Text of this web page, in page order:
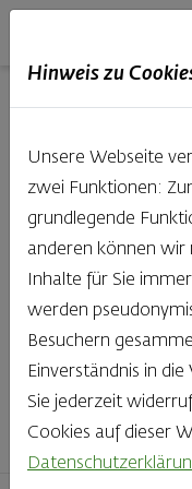
Was gibt es
der Wahl zu
auf den kleinen,
Haubis. Beste
Namen auch
Finden Sie Ihr
Hinweis zu
Unsere Webseite
zwei Funktionen:
grundlegende
anderen können wir
Inhalte für Sie
werden
Besuchern
Einverständnis in
Sie jederzeit
Cookies auf dieser